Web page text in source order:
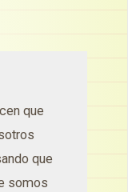
que
que
somos